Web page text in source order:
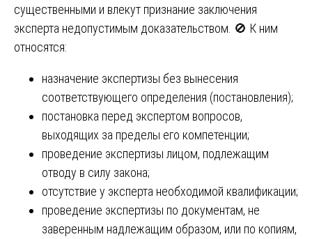
существенными и влекут признание заключения
эксперта недопустимым доказательством. 🚫 К ним
относятся:
назначение экспертизы без вынесения
соответствующего определения (постановления);
постановка перед экспертом вопросов,
выходящих за пределы его компетенции;
проведение экспертизы лицом, подлежащим
отводу в силу закона;
отсутствие у эксперта необходимой квалификации;
проведение экспертизы по документам, не
заверенным надлежащим образом, или по копиям,